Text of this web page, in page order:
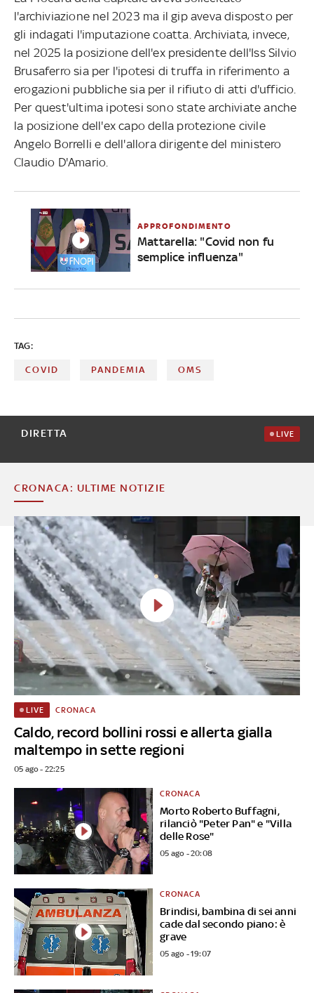
l'archiviazione nel 2023 ma il gip aveva disposto per
gli indagati l'imputazione coatta. Archiviata, invece,
nel 2025 la posizione dell'ex presidente dell'Iss Silvio
Brusaferro sia per l'ipotesi di truffa in riferimento a
erogazioni pubbliche sia per il rifiuto di atti d'ufficio.
Per quest'ultima ipotesi sono state archiviate anche
la posizione dell'ex capo della protezione civile
Angelo Borrelli e dell'allora dirigente del ministero
Claudio D'Amario.
APPROFONDIMENTO
Mattarella: "Covid non fu
semplice influenza"
TAG:
COVID PANDEMIA OMS
DIRETTA LIVE
CRONACA: ULTIME NOTIZIE
Caldo, record bollini rossi e allerta gialla
maltempo in sette regioni
LIVE CRONACA
05 ago - 22:25
Morto Roberto Buffagni,
rilanciò "Peter Pan" e "Villa
delle Rose"
CRONACA
05 ago - 20:08
Brindisi, bambina di sei anni
cade dal secondo piano: è
grave
CRONACA
05 ago - 19:07